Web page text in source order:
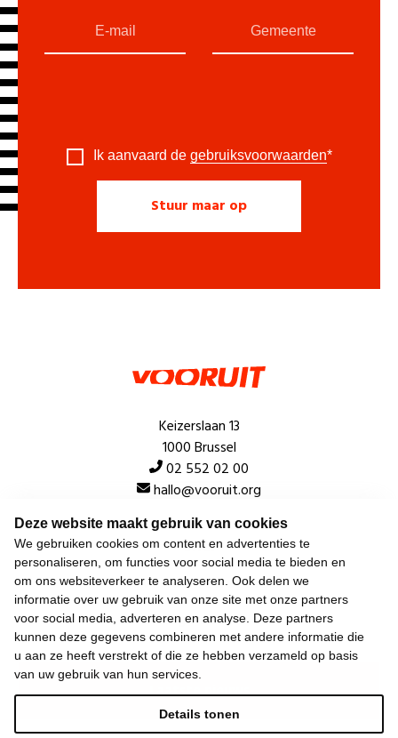
Deze website maakt gebruik van cookies
We gebruiken cookies om content en advertenties te
personaliseren, om functies voor social media te bieden en
om ons websiteverkeer te analyseren. Ook delen we
informatie over uw gebruik van onze site met onze partners
voor social media, adverteren en analyse. Deze partners
kunnen deze gegevens combineren met andere informatie die
u aan ze heeft verstrekt of die ze hebben verzameld op basis
van uw gebruik van hun services.
Details tonen
Ik aanvaard de gebruiksvoorwaarden*
Keizerslaan 13
1000 Brussel
02 552 02 00
hallo@vooruit.org
Snel
Over de beweging
Algemeen
Laatste nieuws